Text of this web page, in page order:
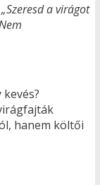
„Szeresd a virágot
hanem költői